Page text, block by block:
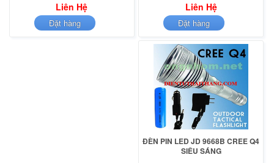
Liên Hệ
Đặt hàng
Liên Hệ
Đặt hàng
ĐÈN PIN LED JD 9668B CREE Q4
SIÊU SÁNG